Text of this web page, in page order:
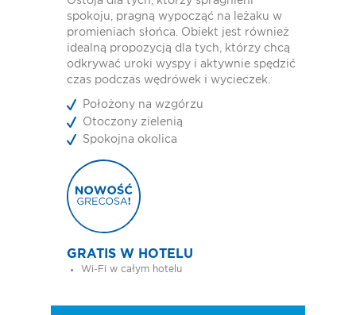
spokoju, pragną wypocząć na leżaku w
promieniach słońca. Obiekt jest również
idealną propozycją dla tych, którzy chcą
odkrywać uroki wyspy i aktywnie spędzić
czas podczas wędrówek i wycieczek.
Położony na wzgórzu
Otoczony zielenią
Spokojna okolica
GRATIS W HOTELU
Wi-Fi w całym hotelu